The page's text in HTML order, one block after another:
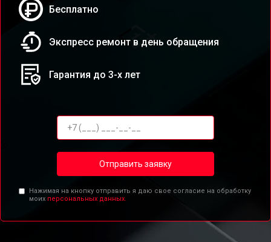
Бесплатно
Экспресс ремонт в день обращения
Гарантия до 3-х лет
Отправить заявку
Нажимая на кнопку отправить я даю свое согласие на обработку
моих персональных данных.